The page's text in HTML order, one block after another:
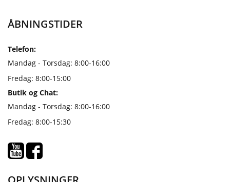
ÅBNINGSTIDER
Telefon:
Mandag - Torsdag: 8:00-16:00
Fredag: 8:00-15:00
Butik og Chat:
Mandag - Torsdag: 8:00-16:00
Fredag: 8:00-15:30